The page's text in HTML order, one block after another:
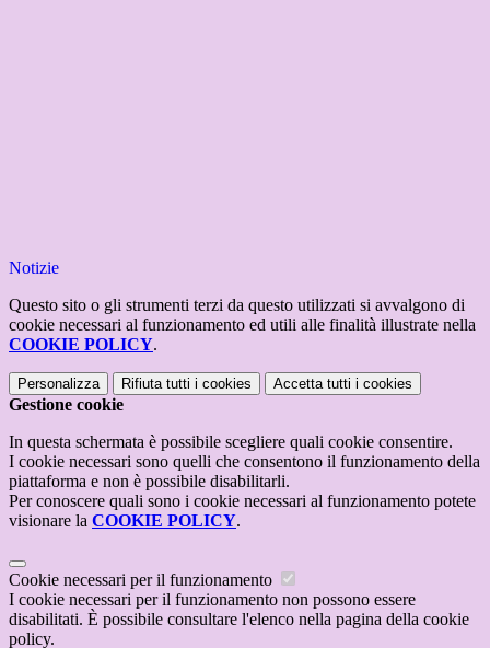
Notizie
Questo sito o gli strumenti terzi da questo utilizzati si avvalgono di
cookie necessari al funzionamento ed utili alle finalità illustrate nella
COOKIE POLICY.
Personalizza Rifiuta tutti i cookies Accetta tutti i cookies
Gestione cookie
In questa schermata è possibile scegliere quali cookie consentire.
I cookie necessari sono quelli che consentono il funzionamento della
piattaforma e non è possibile disabilitarli.
Per conoscere quali sono i cookie necessari al funzionamento potete
visionare la COOKIE POLICY.
Cookie necessari per il funzionamento
I cookie necessari per il funzionamento non possono essere
disabilitati. È possibile consultare l'elenco nella pagina della cookie
policy.